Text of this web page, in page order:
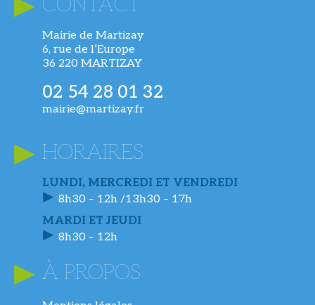
Mairie de Martizay
6, rue de l’Europe
36 220 MARTIZAY
02 54 28 01 32
mairie@martizay.fr
HORAIRES
LUNDI, MERCREDI ET VENDREDI
8h30 – 12h /13h30 – 17h
MARDI ET JEUDI
8h30 – 12h
À PROPOS